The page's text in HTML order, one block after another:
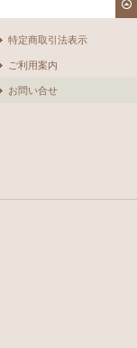
特定商取引法表示
ご利用案内
お問い合せ